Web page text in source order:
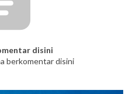
disini
berkomentar disini